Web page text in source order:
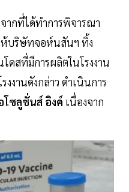
ากที่ได้ทำการพิจารณา
ห้บริษัทจอห์นสันฯ ทิ้ง
ดสที่มีการผลิตในโรงงาน
งงานดังกล่าว ดำเนินการ
โซลูชั่นส์ อิงค์ เนื่องจาก